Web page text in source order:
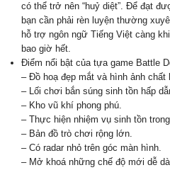
có thể trở nên “huỷ diệt”. Để đạt
bạn cần phải rèn luyện thường
hỗ trợ ngôn ngữ Tiếng Việt càng
bao giờ hết.
Điểm nổi bật của tựa game Battle
– Đồ hoạ đẹp mắt và hình ảnh chất
– Lối chơi bắn súng sinh tồn hấp
– Kho vũ khí phong phú.
– Thực hiện nhiệm vụ sinh tồn
– Bản đồ trò chơi rộng lớn.
– Có radar nhỏ trên góc màn hình.
– Mở khoá những chế độ mới dễ